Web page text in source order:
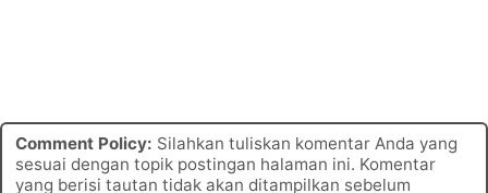
Comment Policy: Silahkan tuliskan komentar Anda yang
sesuai dengan topik postingan halaman ini. Komentar
yang berisi tautan tidak akan ditampilkan sebelum